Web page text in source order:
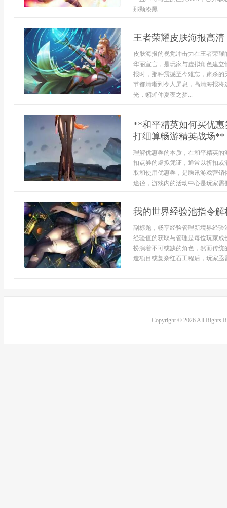
那颗漆黑...
王者荣耀皮肤海报高
皮肤海报的视觉冲击力在王者荣
华丽宣言，是玩家与虚拟角色建
报时，那种震撼至今难忘，肃杀
节都清晰到令人屏息，高清海报
光，貂蝉仲夏夜之梦...
**和平精英如何买优
打细算畅游精英战场**
理解优惠券的本质，在和平精英
扣点券的虚拟凭证，通常以折扣
取和使用优惠券，是腾讯游戏营
途径，游戏内的活动中心是玩家
我的世界经验池指令
副标题，畅享经验管理新境界经
经验值的获取与管理是每位玩家
扮演着不可或缺的角色，然而传
造项目或复杂红石工程后，玩家
Copyright © 2026 All Rights